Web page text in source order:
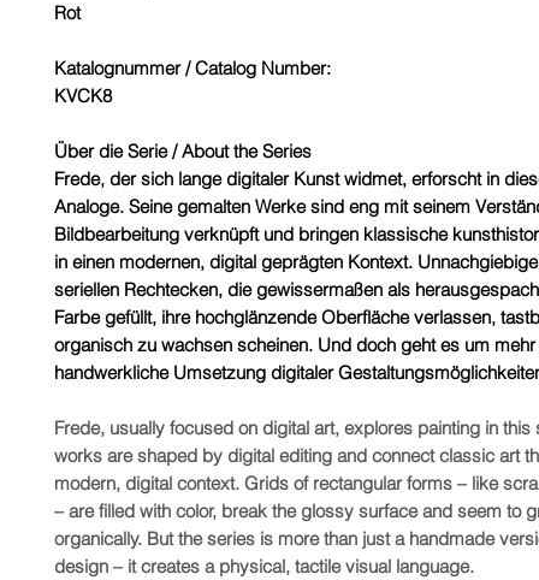
Rot
Katalognummer / Catalog Number:
KVCK8
Über die Serie / About the Series
Frede, der sich lange digitaler Kunst widmet, erforscht in
Analoge. Seine gemalten Werke sind eng mit seinem
Bildbearbeitung verknüpft und bringen klassische
in einen modernen, digital geprägten Kontext.
seriellen Rechtecken, die gewissermaßen als
Farbe gefüllt, ihre hochglänzende Oberfläche verlassen,
organisch zu wachsen scheinen. Und doch geht es um mehr
handwerkliche Umsetzung digitaler
Frede, usually focused on digital art, explores painting in this
works are shaped by digital editing and connect classic art
modern, digital context. Grids of rectangular forms – like
– are filled with color, break the glossy surface and seem to
organically. But the series is more than just a handmade
design – it creates a physical, tactile visual language.